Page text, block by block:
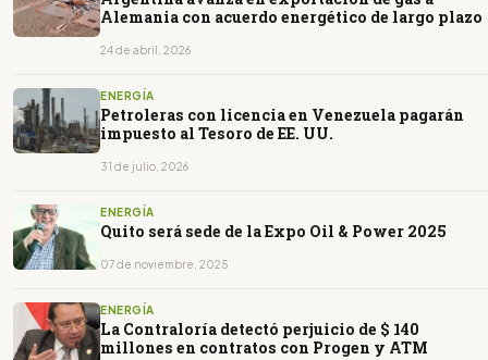
Alemania con acuerdo energético de largo plazo
24 de abril, 2026
ENERGÍA
Petroleras con licencia en Venezuela pagarán
impuesto al Tesoro de EE. UU.
31 de julio, 2026
ENERGÍA
Quito será sede de la Expo Oil & Power 2025
07 de noviembre, 2025
ENERGÍA
La Contraloría detectó perjuicio de $ 140
millones en contratos con Progen y ATM